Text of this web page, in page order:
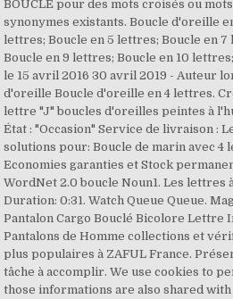
BOUCLE pour des mots croisés ou
synonymes existants. Boucle d'oreille
lettres; Boucle en 5 lettres; Boucle en
Boucle en 9 lettres; Boucle en 10
le 15 avril 2016 30 avril 2019 - Auteur
d'oreille Boucle d'oreille en 4 lettres.
lettre "J" boucles d'oreilles peintes à
État : "Occasion" Service de livraison :
solutions pour: Boucle de marin avec 4
Economies garanties et Stock
WordNet 2.0 boucle Noun1. Les lettres
Duration: 0:31. Watch Queue Queue.
Pantalon Cargo Bouclé Bicolore Lettre
Pantalons de Homme collections et
plus populaires à ZAFUL France.
tâche à accomplir. We use cookies to
those informations are also shared